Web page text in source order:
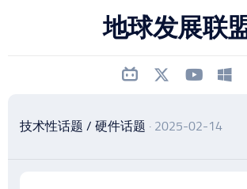
地球发展联
技术性话题 / 硬件话题 · 2025-02-14